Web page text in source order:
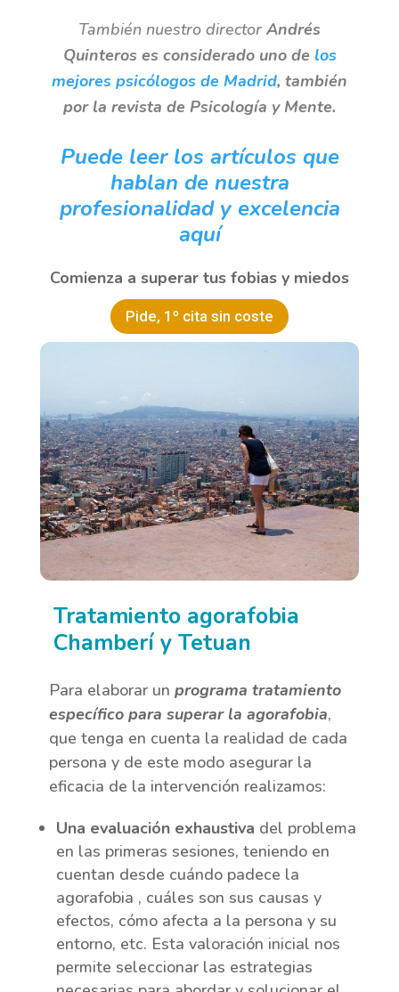
También nuestro directorAndrés
Quinteros es considerado uno de los
mejores psicólogos de Madrid, también
por la revista de Psicología y Mente.
Puede leer los artículos que
hablan de nuestra
profesionalidad y excelencia
aquí
Comienza a superar tus fobias y miedos
Pide, 1º cita sin coste
Tratamiento agorafobia
Chamberí y Tetuan
Para elaborar un programa tratamiento
específico para superar la agorafobia,
que tenga en cuenta la realidad de cada
persona y de este modo asegurar la
eficacia de la intervención realizamos:
Una evaluación exhaustiva del problema
en las primeras sesiones, teniendo en
cuentan desde cuándo padece la
agorafobia , cuáles son sus causas y
efectos, cómo afecta a la persona y su
entorno, etc. Esta valoración inicial nos
permite seleccionar las estrategias